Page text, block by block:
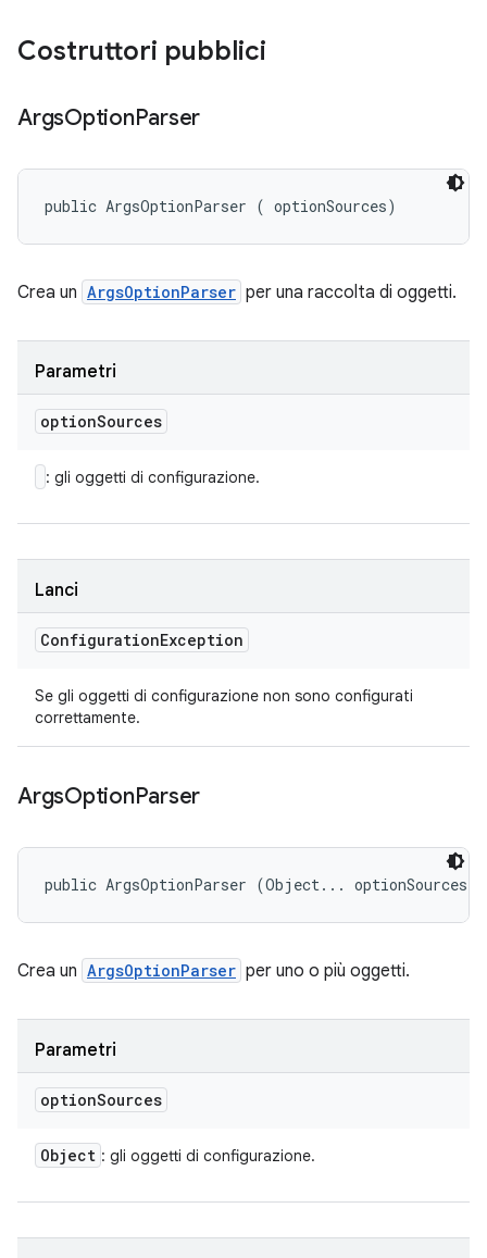
Costruttori pubblici
ArgsOptionParser
public ArgsOptionParser ( optionSources)
Crea un ArgsOptionParser per una raccolta di oggetti.
Parametri
optionSources
: gli oggetti di configurazione.
Lanci
ConfigurationException
Se gli oggetti di configurazione non sono configurati
correttamente.
ArgsOptionParser
public ArgsOptionParser (Object... optionSources)
Crea un ArgsOptionParser per uno o più oggetti.
Parametri
optionSources
Object : gli oggetti di configurazione.